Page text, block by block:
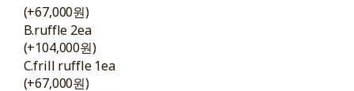
(+67,000원)
B.ruffle 2ea
(+104,000원)
C.frill ruffle 1ea
(+67,000원)